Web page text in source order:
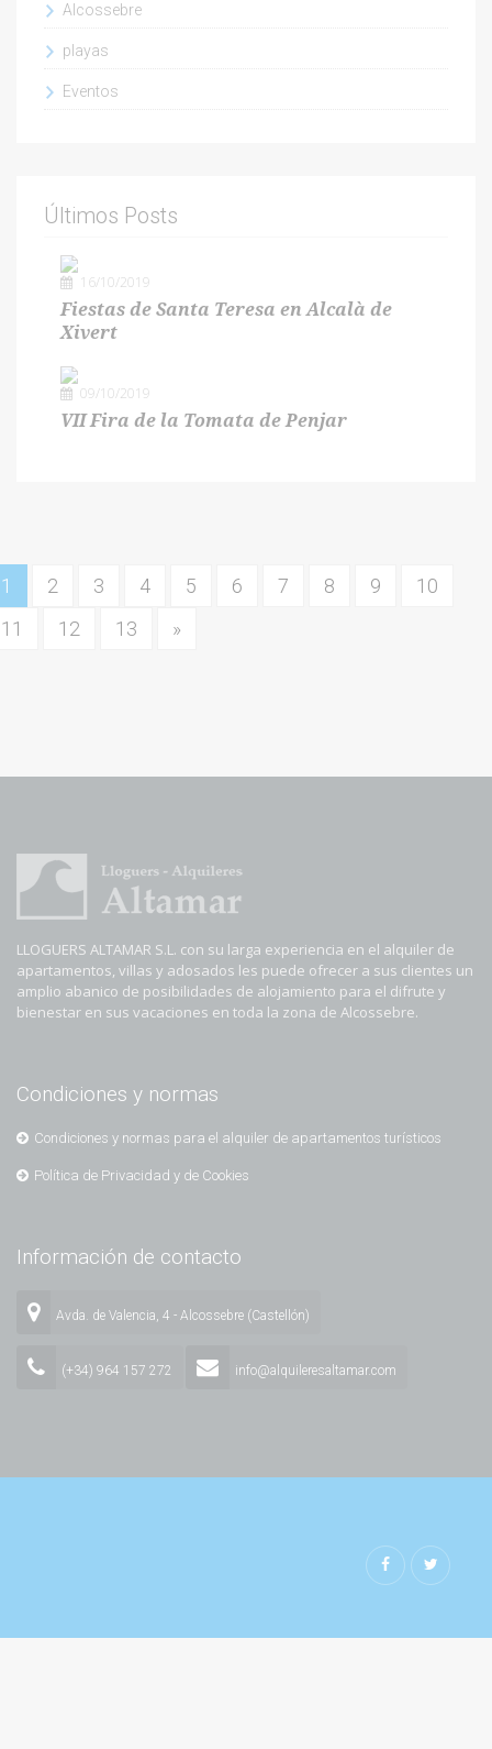
Alcossebre
playas
Eventos
Últimos Posts
16/10/2019
Fiestas de Santa Teresa en Alcalà de
Xivert
09/10/2019
VII Fira de la Tomata de Penjar
1 2 3 4 5 6 7 8 9
10
11
12 13 »
LLOGUERS ALTAMAR S.L. con su larga experiencia en el alquiler de
apartamentos, villas y adosados les puede ofrecer a sus clientes un
amplio abanico de posibilidades de alojamiento para el difrute y
bienestar en sus vacaciones en toda la zona de Alcossebre.
Condiciones y normas
Condiciones y normas para el alquiler de apartamentos turísticos
Política de Privacidad y de Cookies
Información de contacto
Avda. de Valencia, 4 - Alcossebre (Castellón)
(+34) 964 157 272 info@alquileresaltamar.com